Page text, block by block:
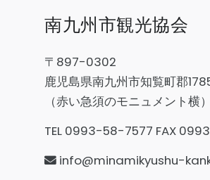
南九州市観光協会
〒897-0302
鹿児島県南九州市知覧町郡
（赤い急須のモニュメント横）
TEL 0993-58-7577 FAX
info@minamikyushu-